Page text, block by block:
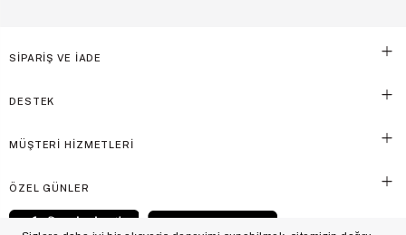
SİPARİŞ VE İADE
DESTEK
MÜŞTERİ HİZMETLERİ
ÖZEL GÜNLER